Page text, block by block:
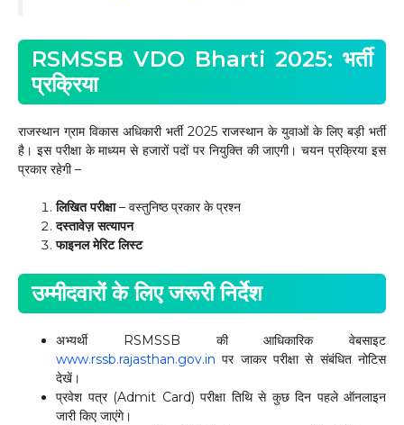
RSMSSB VDO Bharti 2025: भर्ती
प्रक्रिया
राजस्थान ग्राम विकास अधिकारी भर्ती 2025 राजस्थान के युवाओं के लिए बड़ी भर्ती
है। इस परीक्षा के माध्यम से हजारों पदों पर नियुक्ति की जाएगी। चयन प्रक्रिया इस
प्रकार रहेगी –
लिखित परीक्षा– वस्तुनिष्ठ प्रकार के प्रश्न
दस्तावेज़ सत्यापन
फाइनल मेरिट लिस्ट
उम्मीदवारों के लिए जरूरी निर्देश
अभ्यर्थी RSMSSB की आधिकारिक वेबसाइट
www.rssb.rajasthan.gov.in पर जाकर परीक्षा से संबंधित नोटिस
देखें।
प्रवेश पत्र (Admit Card) परीक्षा तिथि से कुछ दिन पहले ऑनलाइन
जारी किए जाएंगे।